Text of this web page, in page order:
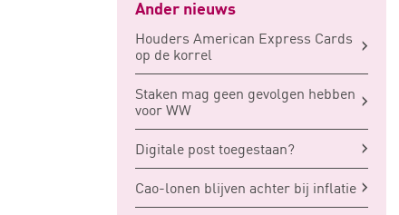
Ander nieuws
Houders American Express Cards
op de korrel
Staken mag geen gevolgen hebben
voor WW
Digitale post toegestaan?
Cao-lonen blijven achter bij inflatie